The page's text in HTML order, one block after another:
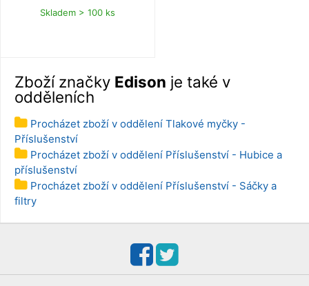
Skladem > 100 ks
Zboží značky Edison je také v
odděleních
Procházet zboží v oddělení Tlakové myčky -
Příslušenství
Procházet zboží v oddělení Příslušenství - Hubice a
příslušenství
Procházet zboží v oddělení Příslušenství - Sáčky a
filtry